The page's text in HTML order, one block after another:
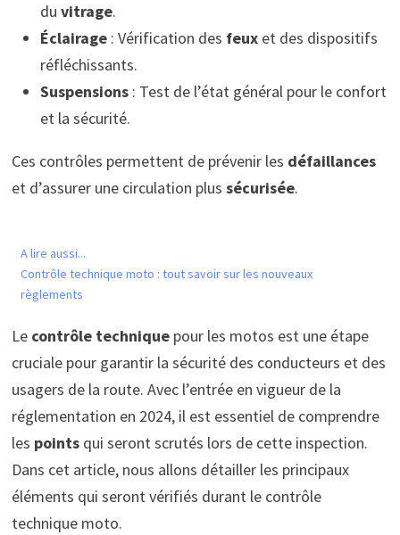
du vitrage.
Éclairage: Vérification des feuxet des dispositifs
réfléchissants.
Suspensions: Test de l’état général pour le confort
et la sécurité.
Ces contrôles permettent de prévenir les défaillances
et d’assurer une circulation plus sécurisée.
A lire aussi...
Contrôle technique moto : tout savoir sur les nouveaux
règlements
Le contrôle techniquepour les motos est une étape
cruciale pour garantir la sécurité des conducteurs et des
usagers de la route. Avec l’entrée en vigueur de la
réglementation en 2024, il est essentiel de comprendre
les pointsqui seront scrutés lors de cette inspection.
Dans cet article, nous allons détailler les principaux
éléments qui seront vérifiés durant le contrôle
technique moto.